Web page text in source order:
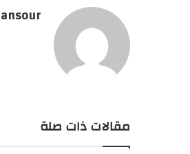
مقالات ذات صلة